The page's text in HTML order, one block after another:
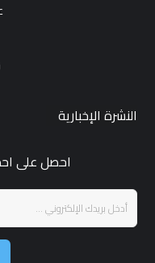
النشرة الإخبارية
احصل على